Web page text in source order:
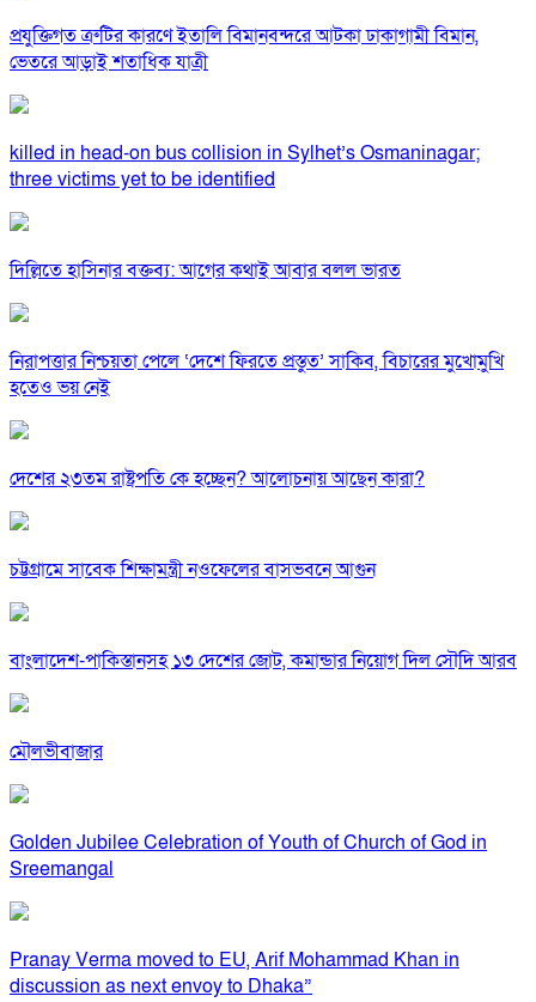
প্রযুক্তিগত ত্রুটির কারণে ইতালি বিমানবন্দরে আটকা ঢাকাগামী বিমান,
ভেতরে আড়াই শতাধিক যাত্রী
killed in head-on bus collision in Sylhet’s Osmaninagar;
three victims yet to be identified
দিল্লিতে হাসিনার বক্তব্য: আগের কথাই আবার বলল ভারত
নিরাপত্তার নিশ্চয়তা পেলে ‘দেশে ফিরতে প্রস্তুত’ সাকিব, বিচারের মুখোমুখি
হতেও ভয় নেই
দেশের ২৩তম রাষ্ট্রপতি কে হচ্ছেন? আলোচনায় আছেন কারা?
চট্টগ্রামে সাবেক শিক্ষামন্ত্রী নওফেলের বাসভবনে আগুন
বাংলাদেশ-পাকিস্তানসহ ১৩ দেশের জোট, কমান্ডার নিয়োগ দিল সৌদি আরব
মৌলভীবাজার
Golden Jubilee Celebration of Youth of Church of God in
Sreemangal
Pranay Verma moved to EU, Arif Mohammad Khan in
discussion as next envoy to Dhaka”